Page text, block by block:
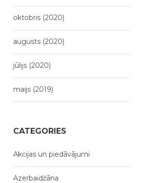
oktobris (2020)
augusts (2020)
jūlijs (2020)
maijs (2019)
CATEGORIES
Akcijas un piedāvājumi
Azerbaidžāna